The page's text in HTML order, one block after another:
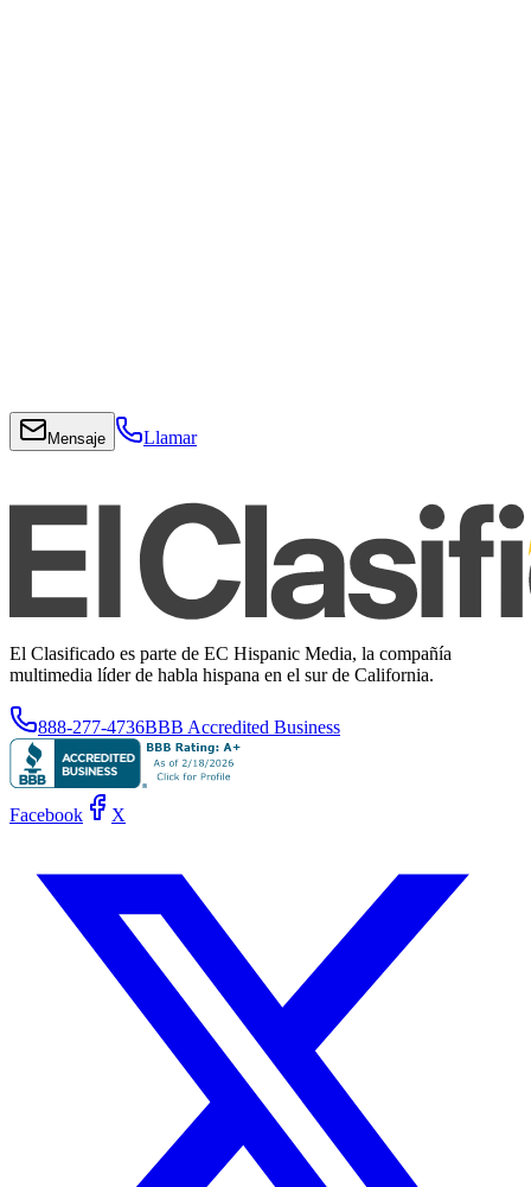
Mensaje Llamar
El Clasificado es parte de EC Hispanic Media, la compañía
multimedia líder de habla hispana en el sur de California.
888-277-4736BBB Accredited Business
Facebook X